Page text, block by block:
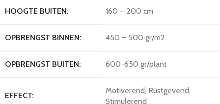
HOOGTE BUITEN: 160 – 200 cm
OPBRENGST BINNEN: 450 – 500 gr/m2
OPBRENGST BUITEN: 600-650 gr/plant
EFFECT:
Motiverend, Rustgevend,
Stimulerend